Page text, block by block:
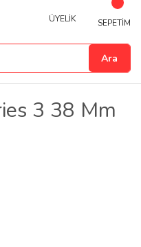
Ara
ÜYELİK SEPETİM
3 38 Mm